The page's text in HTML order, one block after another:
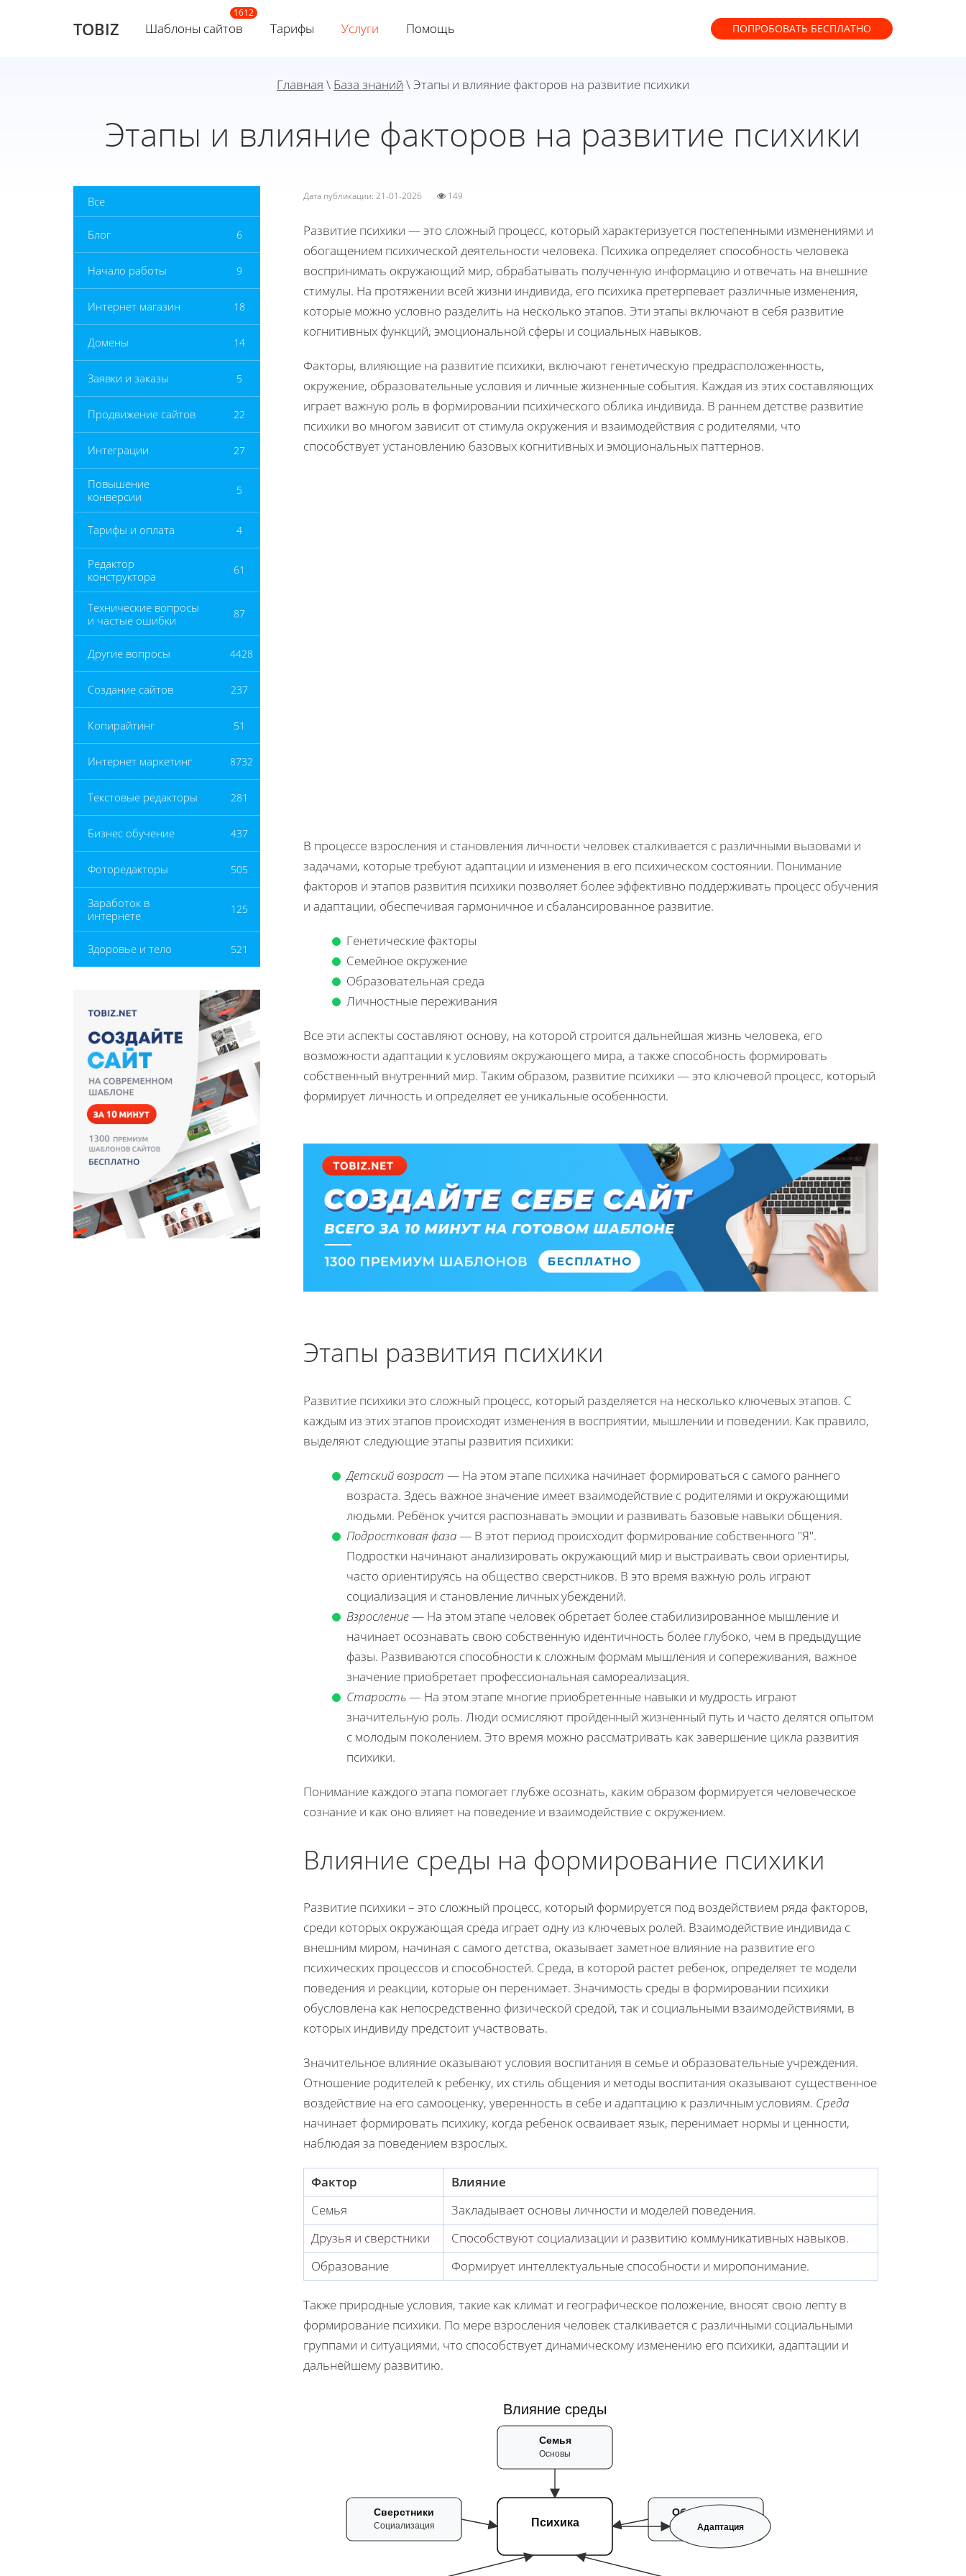
TOBIZ Шаблоны сайтов Тарифы Услуги Помощь ПОПРОБОВАТЬ БЕСПЛАТНО
Главная \ База знаний \ Этапы и влияние факторов на развитие психики
Этапы и влияние факторов на развитие психики
Все
Блог 6
Начало работы 9
Интернет магазин 18
Домены 14
Заявки и заказы 5
Продвижение сайтов 22
Интеграции 27
Повышение
конверсии
5
Тарифы и оплата 4
Редактор
конструктора
61
Технические вопросы
и частые ошибки
87
Другие вопросы 4428
Создание сайтов 237
Копирайтинг 51
Интернет маркетинг 8732
Текстовые редакторы 281
Бизнес обучение 437
Фоторедакторы 505
Заработок в
интернете
125
Здоровье и тело 521
Дата публикации: 21-01-2026 149
Развитие психики — это сложный процесс, который характеризуется постепенными изменениями и
обогащением психической деятельности человека. Психика определяет способность человека
воспринимать окружающий мир, обрабатывать полученную информацию и отвечать на внешние
стимулы. На протяжении всей жизни индивида, его психика претерпевает различные изменения,
которые можно условно разделить на несколько этапов. Эти этапы включают в себя развитие
когнитивных функций, эмоциональной сферы и социальных навыков.
Факторы, влияющие на развитие психики, включают генетическую предрасположенность,
окружение, образовательные условия и личные жизненные события. Каждая из этих составляющих
играет важную роль в формировании психического облика индивида. В раннем детстве развитие
психики во многом зависит от стимула окружения и взаимодействия с родителями, что
способствует установлению базовых когнитивных и эмоциональных паттернов.
В процессе взросления и становления личности человек сталкивается с различными вызовами и
задачами, которые требуют адаптации и изменения в его психическом состоянии. Понимание
факторов и этапов развития психики позволяет более эффективно поддерживать процесс обучения
и адаптации, обеспечивая гармоничное и сбалансированное развитие.
Генетические факторы
Семейное окружение
Образовательная среда
Личностные переживания
Все эти аспекты составляют основу, на которой строится дальнейшая жизнь человека, его
возможности адаптации к условиям окружающего мира, а также способность формировать
собственный внутренний мир. Таким образом, развитие психики — это ключевой процесс, который
формирует личность и определяет ее уникальные особенности.
Этапы развития психики
Развитие психики это сложный процесс, который разделяется на несколько ключевых этапов. С
каждым из этих этапов происходят изменения в восприятии, мышлении и поведении. Как правило,
выделяют следующие этапы развития психики:
Детский возраст — На этом этапе психика начинает формироваться с самого раннего
возраста. Здесь важное значение имеет взаимодействие с родителями и окружающими
людьми. Ребёнок учится распознавать эмоции и развивать базовые навыки общения.
Подростковая фаза— В этот период происходит формирование собственного "Я".
Подростки начинают анализировать окружающий мир и выстраивать свои ориентиры,
часто ориентируясь на общество сверстников. В это время важную роль играют
социализация и становление личных убеждений.
Взросление— На этом этапе человек обретает более стабилизированное мышление и
начинает осознавать свою собственную идентичность более глубоко, чем в предыдущие
фазы. Развиваются способности к сложным формам мышления и сопереживания, важное
значение приобретает профессиональная самореализация.
Старость— На этом этапе многие приобретенные навыки и мудрость играют
значительную роль. Люди осмисляют пройденный жизненный путь и часто делятся опытом
с молодым поколением. Это время можно рассматривать как завершение цикла развития
психики.
Понимание каждого этапа помогает глубже осознать, каким образом формируется человеческое
сознание и как оно влияет на поведение и взаимодействие с окружением.
Влияние среды на формирование психики
Развитие психики – это сложный процесс, который формируется под воздействием ряда факторов,
среди которых окружающая среда играет одну из ключевых ролей. Взаимодействие индивида с
внешним миром, начиная с самого детства, оказывает заметное влияние на развитие его
психических процессов и способностей. Среда, в которой растет ребенок, определяет те модели
поведения и реакции, которые он перенимает. Значимость среды в формировании психики
обусловлена как непосредственно физической средой, так и социальными взаимодействиями, в
которых индивиду предстоит участвовать.
Значительное влияние оказывают условия воспитания в семье и образовательные учреждения.
Отношение родителей к ребенку, их стиль общения и методы воспитания оказывают существенное
воздействие на его самооценку, уверенность в себе и адаптацию к различным условиям. Среда
начинает формировать психику, когда ребенок осваивает язык, перенимает нормы и ценности,
наблюдая за поведением взрослых.
Фактор
Влияние
Семья
Закладывает основы личности и моделей поведения.
Друзья и сверстники
Способствуют социализации и развитию коммуникативных навыков.
Образование
Формирует интеллектуальные способности и миропонимание.
Также природные условия, такие как климат и географическое положение, вносят свою лепту в
формирование психики. По мере взросления человек сталкивается с различными социальными
группами и ситуациями, что способствует динамическому изменению его психики, адаптации и
дальнейшему развитию.
Влияние среды
Семья
Основы
Сверстники
Социализация
Образование
Познание
Психика Адаптация